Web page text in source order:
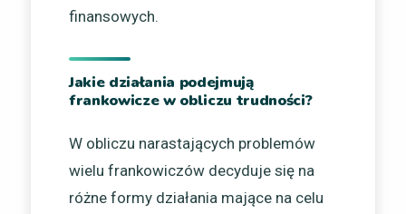
finansowych.
Jakie działania podejmują
frankowicze w obliczu trudności?
W obliczu narastających problemów
wielu frankowiczów decyduje się na
różne formy działania mające na celu